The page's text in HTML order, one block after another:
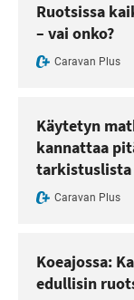
Ruotsissa
– vai onko?
Caravan Plus
Käytetyn
kannattaa
tarkistuslista
Caravan Plus
Koeajossa:
edullisin